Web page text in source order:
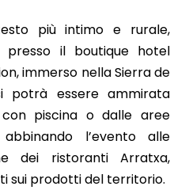
più intimo e rurale,
presso il boutique hotel
immerso nella Sierra de
potrà essere ammirata
piscina o dalle aree
l’evento alle
dei ristoranti Arratxa,
sui prodotti del territorio.